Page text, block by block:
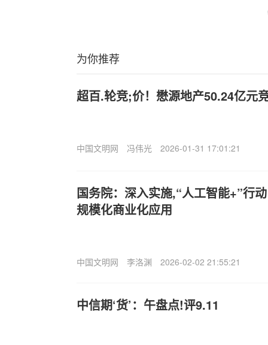
为你推荐
超百.轮竞;价！懋源地产50.24亿元
中国文明网 冯伟光 2026-01-31 17:01:21
国务院：深入实施,“人工智能+”行
规模化商业化应用
中国文明网 李洛渊 2026-02-02 21:55:21
中信期‘货’：午盘点!评9.11